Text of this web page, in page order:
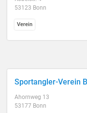
53123 Bonn
Verein
Sportangler-Verein
Ahornweg 13
53177 Bonn